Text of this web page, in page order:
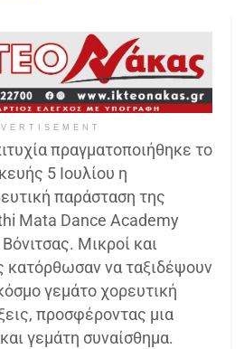
πραγματοποιήθηκε το
5 Ιουλίου η
παράσταση της
Mata Dance Academy
Μικροί και
κατόρθωσαν να ταξιδέψουν
γεμάτο χορευτική
προσφέροντας μια
γεμάτη συναίσθημα.